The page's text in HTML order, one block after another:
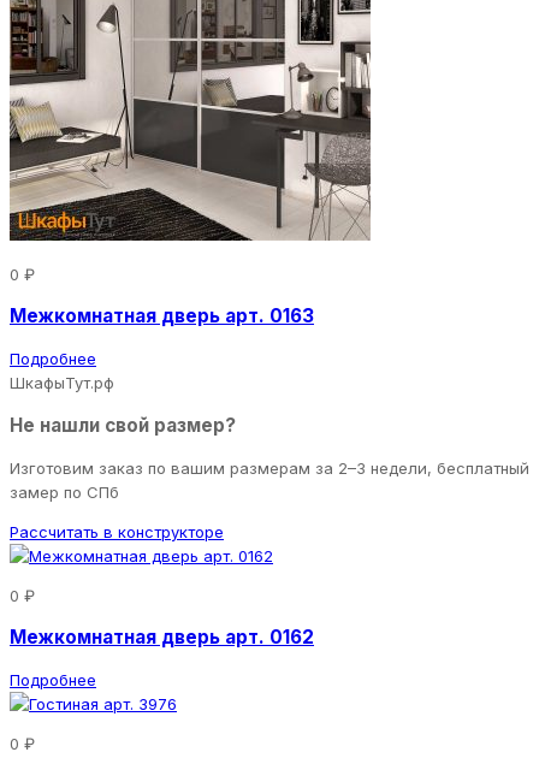
0 ₽
Межкомнатная дверь арт. 0163
Подробнее
ШкафыТут.рф
Не нашли свой размер?
Изготовим заказ по вашим размерам за 2–3 недели, бесплатный
замер по СПб
Рассчитать в конструкторе
0 ₽
Межкомнатная дверь арт. 0162
Подробнее
0 ₽